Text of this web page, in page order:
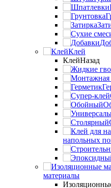
Клей
КлейНазад
напольных
материалы